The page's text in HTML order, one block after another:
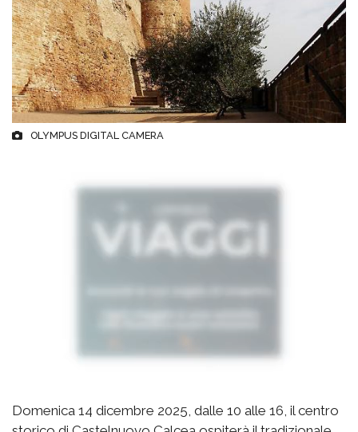
OLYMPUS DIGITAL CAMERA
Domenica 14 dicembre 2025, dalle 10 alle 16, il centro